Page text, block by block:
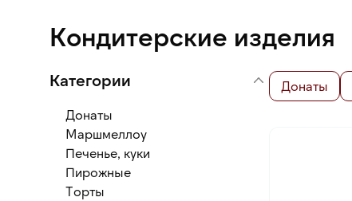
Кондитерские изделия
Категории
Донаты
Маршмеллоу
Печенье, куки
Пирожные
Торты
Донаты